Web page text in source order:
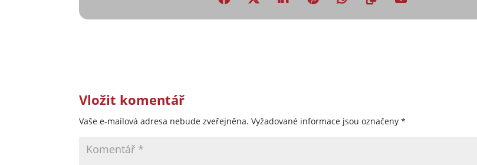
Vložit komentář
Vaše e-mailová adresa nebude zveřejněna. Vyžadované informace jsou označeny*